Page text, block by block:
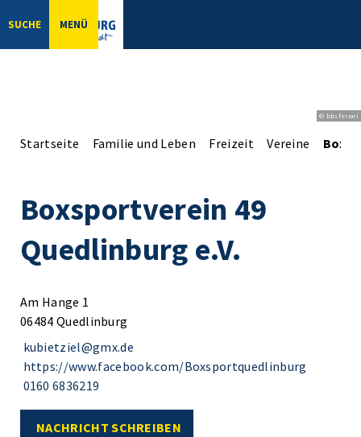
SUCHE MENÜ
© bbsferrari
Startseite Familie und Leben Freizeit Vereine
Boxsportverein 49
Quedlinburg e.V.
Am Hange 1
06484 Quedlinburg
kubietziel@gmx.de
https://www.facebook.com/Boxsportquedlinburg
0160 6836219
NACHRICHT SCHREIBEN